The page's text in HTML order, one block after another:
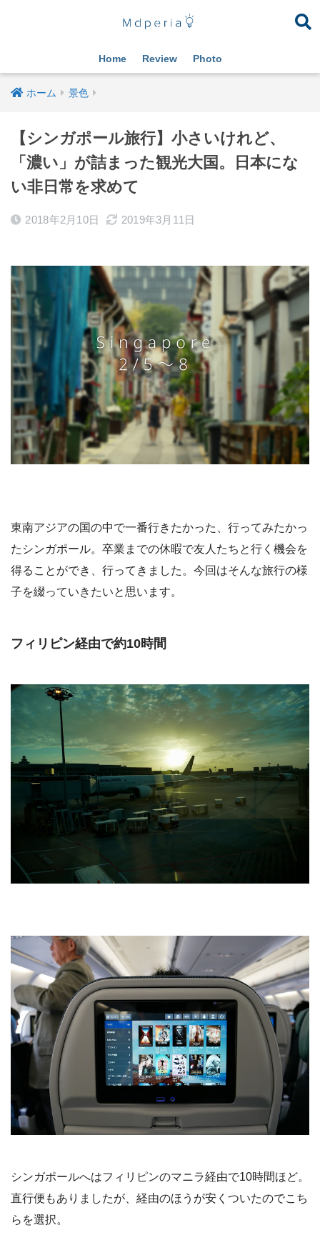
Home Review Photo
ホーム 景色
【シンガポール旅行】小さいけれど、
「濃い」が詰まった観光大国。日本にな
い非日常を求めて
2018年2月10日 2019年3月11日
東南アジアの国の中で一番行きたかった、行ってみたかっ
たシンガポール。卒業までの休暇で友人たちと行く機会を
得ることができ、行ってきました。今回はそんな旅行の様
子を綴っていきたいと思います。
フィリピン経由で約10時間
シンガポールへはフィリピンのマニラ経由で10時間ほど。
直行便もありましたが、経由のほうが安くついたのでこち
らを選択。